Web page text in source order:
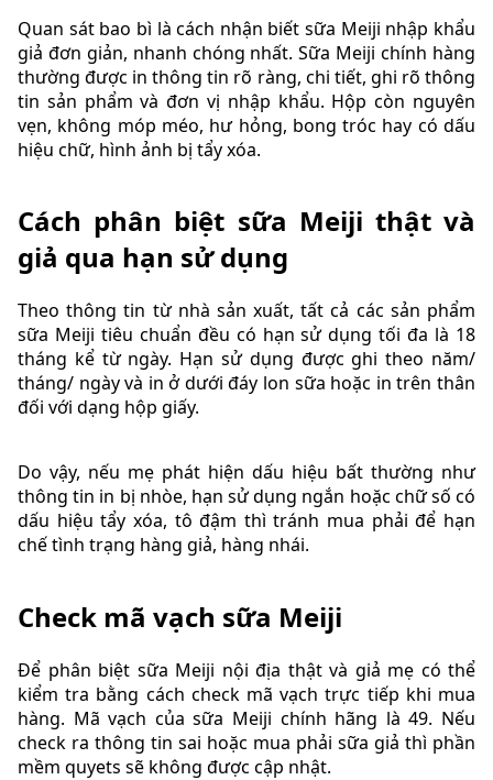
Quan sát bao bì là cách nhận biết sữa Meiji nhập khẩu
giả đơn giản, nhanh chóng nhất. Sữa Meiji chính hàng
thường được in thông tin rõ ràng, chi tiết, ghi rõ thông
tin sản phẩm và đơn vị nhập khẩu. Hộp còn nguyên
vẹn, không móp méo, hư hỏng, bong tróc hay có dấu
hiệu chữ, hình ảnh bị tẩy xóa.
Cách phân biệt sữa Meiji thật và
giả qua hạn sử dụng
Theo thông tin từ nhà sản xuất, tất cả các sản phẩm
sữa Meiji tiêu chuẩn đều có hạn sử dụng tối đa là 18
tháng kể từ ngày. Hạn sử dụng được ghi theo năm/
tháng/ ngày và in ở dưới đáy lon sữa hoặc in trên thân
đối với dạng hộp giấy.
Do vậy, nếu mẹ phát hiện dấu hiệu bất thường như
thông tin in bị nhòe, hạn sử dụng ngắn hoặc chữ số có
dấu hiệu tẩy xóa, tô đậm thì tránh mua phải để hạn
chế tình trạng hàng giả, hàng nhái.
Check mã vạch sữa Meiji
Để phân biệt sữa Meiji nội địa thật và giả mẹ có thể
kiểm tra bằng cách check mã vạch trực tiếp khi mua
hàng. Mã vạch của sữa Meiji chính hãng là 49. Nếu
check ra thông tin sai hoặc mua phải sữa giả thì phần
mềm quyets sẽ không được cập nhật.